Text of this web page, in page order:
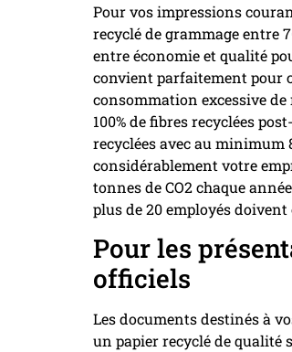
Pour vos impressions
recyclé de grammage entre
entre économie et qualité
convient parfaitement pour
consommation excessive
100% de fibres recyclées
recyclées avec au minimum
considérablement votre
tonnes de CO2 chaque
plus de 20 employés
Pour les
officiels
Les documents destinés à
un papier recyclé de qualité